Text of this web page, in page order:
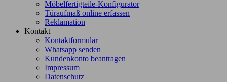
Möbelfertigteile-Konfigurator
Türaufmaß online erfassen
Reklamation
Kontakt
Kontaktformular
Whatsapp senden
Kundenkonto beantragen
Impressum
Datenschutz